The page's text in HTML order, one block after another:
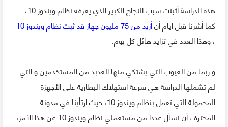
هذه الدراسة أثبتت سبب النجاح الكبير الذي يعرفه نظام ويندوز 10،
كما أشرنا قبل ايام أنأزيد من 75 مليون جهاز قد ثبت نظام ويندوز 10
، وهذا العدد في تزايد هائل كل يوم.
و ربما من العيوب التي يشتكي منها العدبد من المستخدمين و التي
لم تشملها الدراسة هي سرعة استهلاك البطارية على الأجهزة
المحمولة التي تعمل بنظام ويندوز 10، حيث ارتأينا في مدونة
المحترف أن نسأل عددا من مستعملي نظام ويندوز 10 عن هذا الأمر،